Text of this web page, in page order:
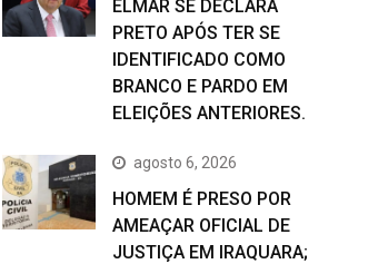
ELMAR SE DECLARA
PRETO APÓS TER SE
IDENTIFICADO COMO
BRANCO E PARDO EM
ELEIÇÕES ANTERIORES.
agosto 6, 2026
HOMEM É PRESO POR
AMEAÇAR OFICIAL DE
JUSTIÇA EM IRAQUARA;